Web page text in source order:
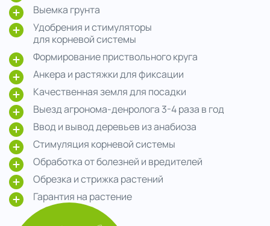
Выемка грунта
Удобрения и стимуляторы
для корневой системы
Формирование приствольного круга
Анкера и растяжки для фиксации
Качественная земля для посадки
Выезд агронома-денролога 3-4 раза в год
Ввод и вывод деревьев из анабиоза
Стимуляция корневой системы
Обработка от болезней и вредителей
Обрезка и стрижка растений
Гарантия на растение